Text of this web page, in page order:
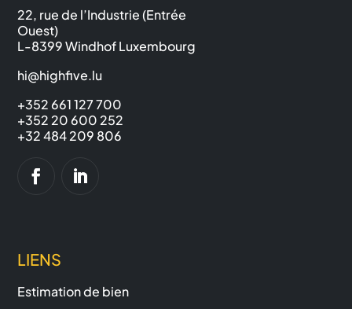
22, rue de l’Industrie (Entrée
Ouest)
L-8399 Windhof Luxembourg
hi@highfive.lu
+352 661 127 700
+352 20 600 252
+32 484 209 806
LIENS
Estimation de bien